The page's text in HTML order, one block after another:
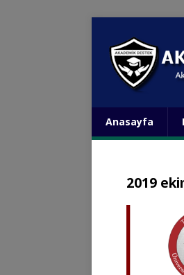
Anasayfa
2019